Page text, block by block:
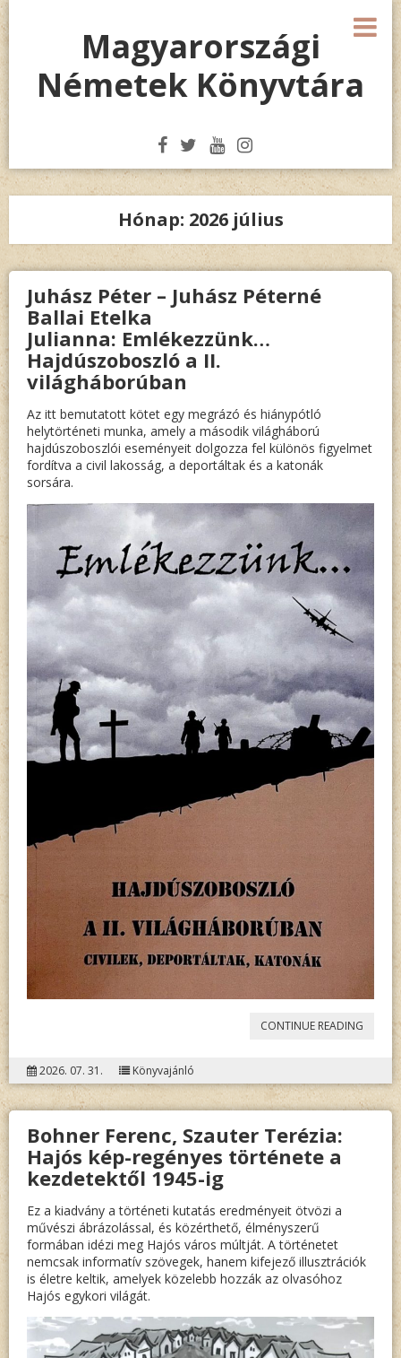
Magyarországi
Németek Könyvtára
Hónap: 2026 július
Juhász Péter – Juhász Péterné
Ballai Etelka
Julianna: Emlékezzünk…
Hajdúszoboszló a II.
világháborúban
Az itt bemutatott kötet egy megrázó és hiánypótló
helytörténeti munka, amely a második világháború
hajdúszoboszlói eseményeit dolgozza fel különös figyelmet
fordítva a civil lakosság, a deportáltak és a katonák
sorsára.
CONTINUE READING
ETELKA
II.
2026. 07. 31. Könyvajánló
Bohner Ferenc, Szauter Terézia:
Hajós kép-regényes története a
kezdetektől 1945-ig
Ez a kiadvány a történeti kutatás eredményeit ötvözi a
művészi ábrázolással, és közérthető, élményszerű
formában idézi meg Hajós város múltját. A történetet
nemcsak informatív szövegek, hanem kifejező illusztrációk
is életre keltik, amelyek közelebb hozzák az olvasóhoz
Hajós egykori világát.